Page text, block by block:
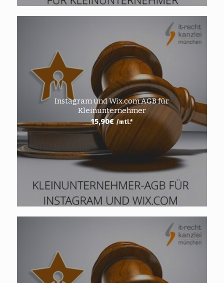
Instagram und Wix.com AGB für
Kleinunternehmer
15,90€ /mtl.*